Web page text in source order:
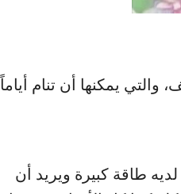
والتي يمكنها أن تنام أياماً
طاقة كبيرة ويريد أن